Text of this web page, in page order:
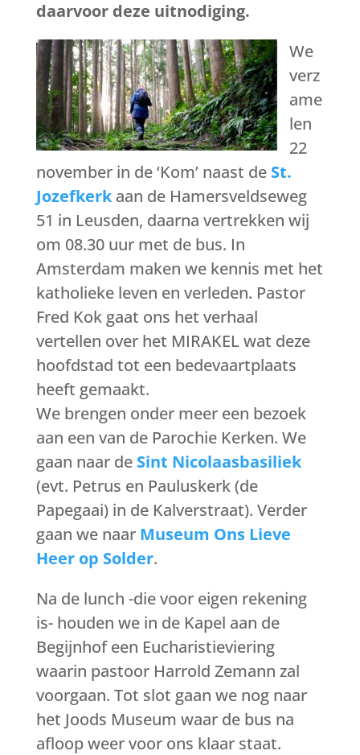
daarvoor deze uitnodiging.
We
verz
ame
len
22
november in de ‘Kom’ naast de St.
Jozefkerkaan de Hamersveldseweg
51 in Leusden, daarna vertrekken wij
om 08.30 uur met de bus. In
Amsterdam maken we kennis met het
katholieke leven en verleden. Pastor
Fred Kok gaat ons het verhaal
vertellen over het MIRAKEL wat deze
hoofdstad tot een bedevaartplaats
heeft gemaakt.
We brengen onder meer een bezoek
aan een van de Parochie Kerken. We
gaan naar de Sint Nicolaasbasiliek
(evt. Petrus en Pauluskerk (de
Papegaai) in de Kalverstraat). Verder
gaan we naar Museum Ons Lieve
Heer op Solder.
Na de lunch -die voor eigen rekening
is- houden we in de Kapel aan de
Begijnhof een Eucharistieviering
waarin pastoor Harrold Zemann zal
voorgaan. Tot slot gaan we nog naar
het Joods Museum waar de bus na
afloop weer voor ons klaar staat.